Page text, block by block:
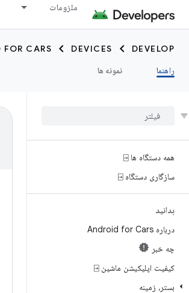
ملزومات
DEVELOP
DEVICES
CARS
راهنما
نمونه ها
همه دستگاه ها ⍈
سازگاری دستگاه ⍈
بدانید
درباره Android for Cars
چه خبر
کیفیت اپلیکیشن ماشین ⍈
بستر، زمینه